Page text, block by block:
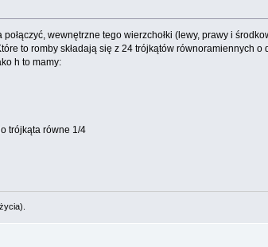
wewnętrzne tego wierzchołki (lewy, prawy i
to romby składają się z 24 trójkątów równoramiennych o
h to mamy:
trójkąta równe 1/4